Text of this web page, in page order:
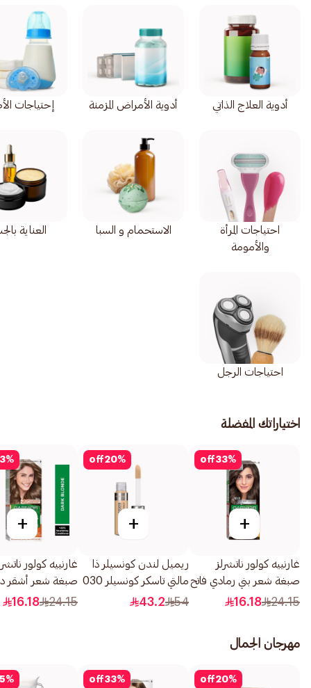
أدوية العلاج الذاتي أدوية الأمراض المزمنة إحتياجات
احتياجات المرأة
والأمومة
الاستحمام و السبا العناية
احتياجات الرجل
اختياراتك المفضلة
33%
off
+
غارنييه كولور ناتشرلز
صبغة شعر بني رمادي فاتح
1قطعة
24.15
16.18
20%
off
+
ريميل لندن كونسيلر ذا
مالتي تاسكر كونسيلر 030
فاتح 10مل
54
43.2
%
+
غارنييه كولور
1قطعة
24.15
16.18
مهرجان الجمال
20%
off
33%
off
%